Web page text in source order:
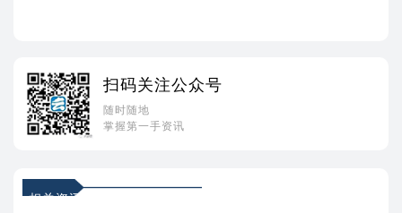
扫码关注公众号
随时随地
掌握第一手资讯
相关资讯